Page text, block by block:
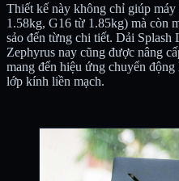
Thiết kế này không chỉ giúp
1.58kg, G16 từ 1.85kg) mà còn
sảo đến từng chi tiết. Dải
Zephyrus nay cũng được nâng
mang đến hiệu ứng chuyển
lớp kính liền mạch.